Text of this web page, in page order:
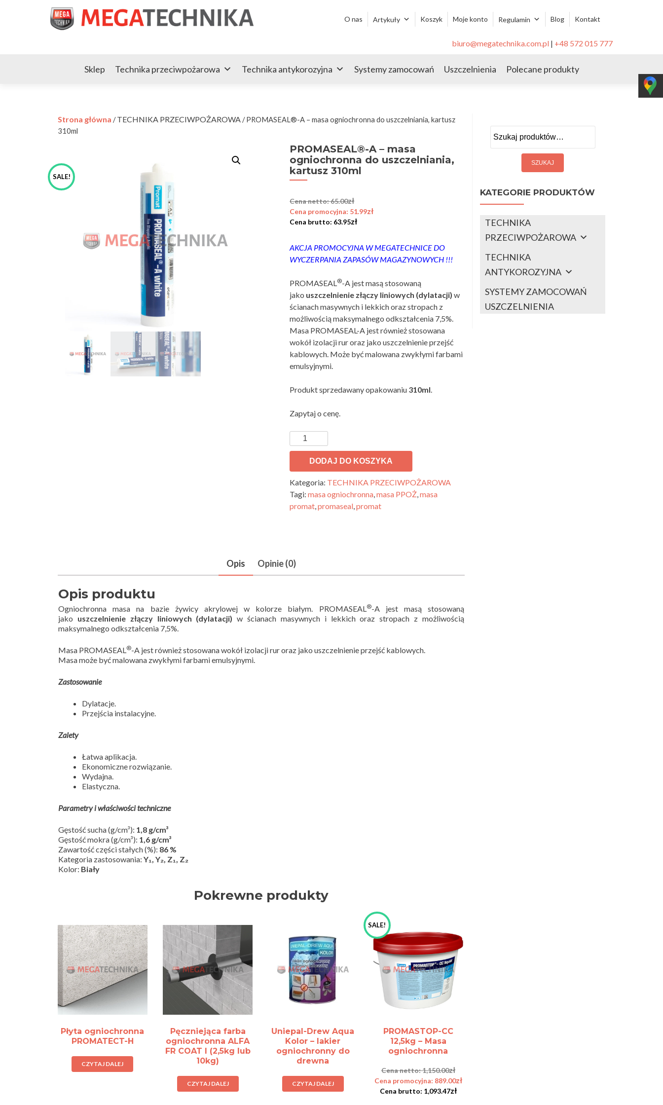
do
O nas Artykuły Koszyk Moje konto Regulamin Blog Kontakt
biuro@megatechnika.com.pl | +48 572 015 777
Sklep Technika przeciwpożarowa Technika antykorozyjna Systemy zamocowań Uszczelnienia Polecane produkty
Strona główna /TECHNIKA PRZECIWPOŻAROWA/ PROMASEAL®-A – masa ogniochronna do uszczelniania, kartusz
310ml
SALE!
PROMASEAL®-A – masa
ogniochronna do uszczelniania,
kartusz 310ml
65.00zł
51.99zł
63.95zł
AKCJA PROMOCYJNA W MEGATECHNICE DO
WYCZERPANIA ZAPASÓW MAGAZYNOWYCH !!!
PROMASEAL ®-A jest masą stosowaną
jako uszczelnienie złączy liniowych (dylatacji) w
ścianach masywnych i lekkich oraz stropach z
możliwością maksymalnego odkształcenia 7,5%.
Masa PROMASEAL-A jest również stosowana
wokół izolacji rur oraz jako uszczelnienie przejść
kablowych. Może być malowana zwykłymi farbami
emulsyjnymi.
Produkt sprzedawany opakowaniu 310ml
Zapytaj o cenę.
Ilość
DODAJ DO KOSZYKA
Kategoria: TECHNIKA PRZECIWPOŻAROWA
Tagi:masa ogniochronna ,masa PPOŻ ,masa
promat ,promaseal ,promat
Opis Opinie (0)
Opis produktu
Ogniochronna masa na bazie żywicy akrylowej w kolorze białym. PROMASEAL ®-A jest masą stosowaną
jako uszczelnienie złączy liniowych (dylatacji) w ścianach masywnych i lekkich oraz stropach z możliwością
maksymalnego odkształcenia 7,5%.
Masa PROMASEAL ®-A jest również stosowana wokół izolacji rur oraz jako uszczelnienie przejść kablowych.
Masa może być malowana zwykłymi farbami emulsyjnymi.
Zastosowanie
Dylatacje.
Przejścia instalacyjne.
Zalety
Łatwa aplikacja.
Ekonomiczne rozwiązanie.
Wydajna.
Elastyczna.
Parametry i właściwości techniczne
Gęstość sucha (g/cm³): 1,8 g/cm³
Gęstość mokra (g/cm³): 1,6 g/cm³
Zawartość części stałych (%): 86 %
Kategoria zastosowania: Y₁, Y₂, Z₁, Z₂
Kolor: Biały
Pokrewne produkty
Płyta ogniochronna
PROMATECT-H
CZYTAJ DALEJ
Pęczniejąca farba
ogniochronna ALFA
FR COAT I (2,5kg lub
10kg)
CZYTAJ DALEJ
Uniepal-Drew Aqua
Kolor – lakier
ogniochronny do
drewna
CZYTAJ DALEJ
SALE!
PROMASTOP-CC
12,5kg – Masa
ogniochronna
1,150.00zł
889.00zł
1,093.47zł
KATEGORIE PRODUKTÓW
TECHNIKA
PRZECIWPOŻAROWA
TECHNIKA
ANTYKOROZYJNA
SYSTEMY ZAMOCOWAŃ
USZCZELNIENIA